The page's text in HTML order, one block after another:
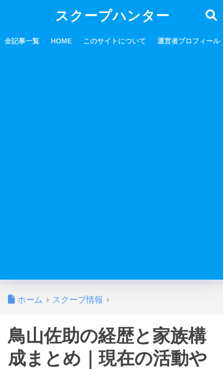
スクープハンター
全記事一覧 HOME このサイトについて 運営者プロフィール
ホーム スクープ情報
鳥山佐助の経歴と家族構
成まとめ｜現在の活動や